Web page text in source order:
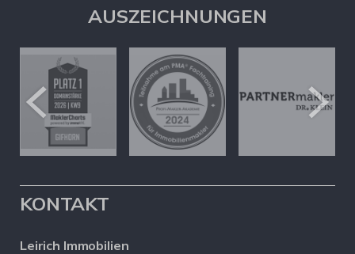
AUSZEICHNUNGEN
KONTAKT
Leirich Immobilien